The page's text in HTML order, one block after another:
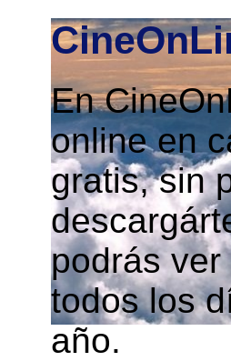
En
online en
gratis, sin
podrás
todos los
año.